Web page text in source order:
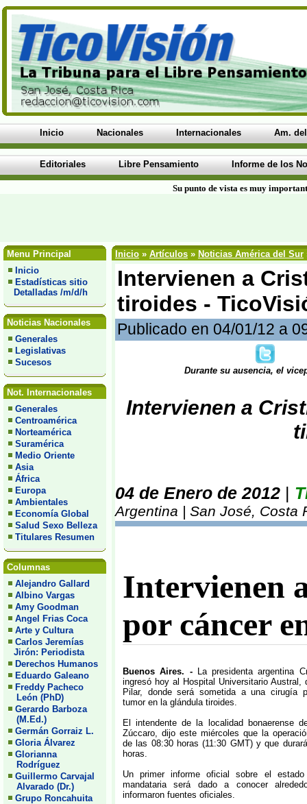
Inicio Nacionales Internacionales Am.
Editoriales Libre Pensamiento Informe de los
Su punto de vista es muy
Menu Principal
Inicio
Estadísticas sitio
Detalladas /m/d/h
Noticias Nacionales
Generales
Legislativas
Sucesos
Not. Internacionales
Generales
Centroamérica
Norteamérica
Suramérica
Medio Oriente
Asia
África
Europa
Ambientales
Economía Global
Salud Sexo Belleza
Titulares Resumen
Columnas
Alejandro Gallard
Albino Vargas
Amy Goodman
Angel Frias Coca
Arte y Cultura
Carlos Jeremías
Jirón: Periodista
Derechos Humanos
Eduardo Galeano
Freddy Pacheco
León (PhD)
Gerardo Barboza
(M.Ed.)
Germán Gorraiz L.
Gloria Álvarez
Glorianna
Rodríguez
Guillermo Carvajal
Alvarado (Dr.)
Grupo Roncahuita
Inicio » Artículos » Noticias América del Sur
Intervienen a
tiroides -
Publicado en 04/01/12 a
Durante su ausencia, el
Intervienen a
04 de Enero de 2012 |
Argentina | San José, Costa
Intervienen
por cáncer
Buenos Aires. -La presidenta argentina
ingresó hoy al Hospital Universitario Austral,
Pilar, donde será sometida a una cirugía
tumor en la glándula tiroides.
El intendente de la localidad bonaerense
Zúccaro, dijo este miércoles que la
de las 08:30 horas (11:30 GMT) y que
horas.
Un primer informe oficial sobre el
mandataria será dado a conocer
informaron fuentes oficiales.